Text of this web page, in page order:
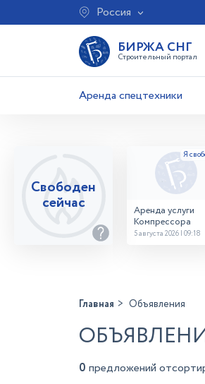
Россия
БИРЖА СНГ
Строительный портал
Аренда спецтехники
Свободен
сейчас
Аренда услуги
Компрессора
5 августа 2026 | 09:18
Главная Объявления
0 предложений